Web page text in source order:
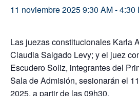
11 noviembre 2025 9:30 AM-4:30
Las juezas constitucionales Karla
Claudia Salgado Levy; y el juez
Escudero Soliz, integrantes del
Sala de Admisión, sesionarán el
2025, a partir de las 09h30.